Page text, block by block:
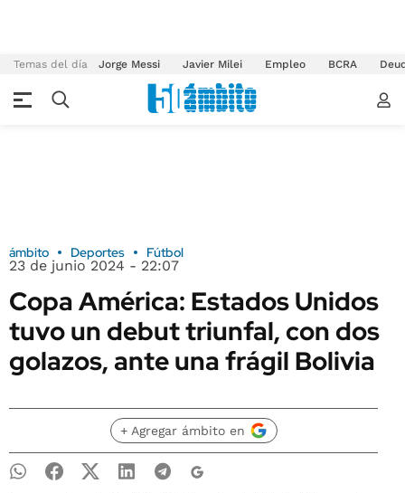
Temas del día Jorge Messi Javier Milei Empleo BCRA
ámbito Deportes Fútbol
23 de junio 2024 - 22:07
Copa América: Estados Unidos
tuvo un debut triunfal, con dos
golazos, ante una frágil Bolivia
+ Agregar ámbito en